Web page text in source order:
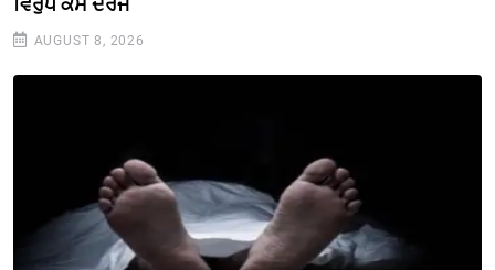
AUGUST 8, 2026